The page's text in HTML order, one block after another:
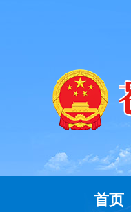
首页